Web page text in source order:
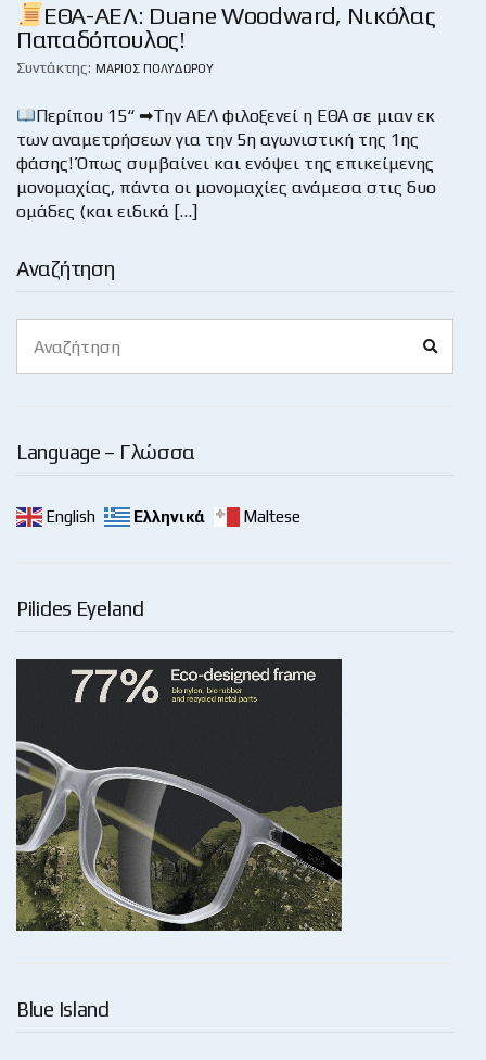
Αναζήτηση
for:
Language – Γλώσσα
English Ελληνικά Maltese
Pilides Eyeland
Blue Island
ΕΘΑ-ΑΕΛ: Duane Woodward, Νικόλας
Παπαδόπουλος!
Συντάκτης: ΜΆΡΙΟΣ ΠΟΛΥΔΏΡΟΥ
Περίπου 15“ ➡Την ΑΕΛ φιλοξενεί η ΕΘΑ σε μιαν εκ
των αναμετρήσεων για την 5η αγωνιστική της 1ης
φάσης! Όπως συμβαίνει και ενόψει της επικείμενης
μονομαχίας, πάντα οι μονομαχίες ανάμεσα στις δυο
ομάδες (και ειδικά […]